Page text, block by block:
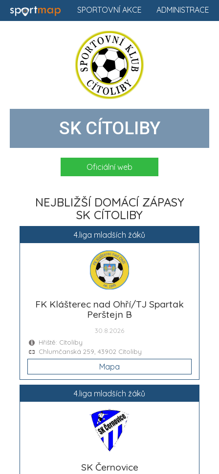
ADMINISTRACE
SPORTOVNÍ AKCE
SK CÍTOLIBY
Oficiální web
NEJBLIŽŠÍ DOMÁCÍ ZÁPASY
SK CÍTOLIBY
4.liga mladších žáků
FK Klášterec nad Ohří/TJ Spartak
Perštejn B
30.8.2026
Hřiště: Cítoliby
Chlumčanská 259, 43902 Cítoliby
Mapa
4.liga mladších žáků
SK Černovice